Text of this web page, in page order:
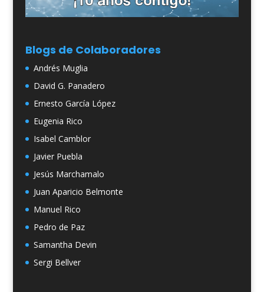
Blogs de Colaboradores
Andrés Muglia
David G. Panadero
Ernesto García López
Eugenia Rico
Isabel Camblor
Javier Puebla
Jesús Marchamalo
Juan Aparicio Belmonte
Manuel Rico
Pedro de Paz
Samantha Devin
Sergi Bellver